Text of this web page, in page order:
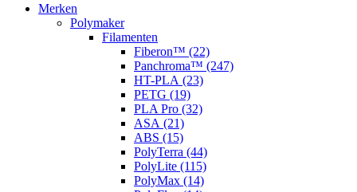
Merken
Polymaker
Filamenten
Fiberon™ (22)
Panchroma™ (247)
HT-PLA (23)
PETG (19)
PLA Pro (32)
ASA (21)
ABS (15)
PolyTerra (44)
PolyLite (115)
PolyMax (14)